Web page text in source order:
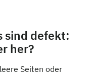
sind defekt:
her?
Seiten oder